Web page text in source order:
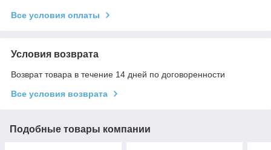
Все условия оплаты
Условия возврата
Возврат товара в течение 14 дней по договоренности
Все условия возврата
Подобные товары компании